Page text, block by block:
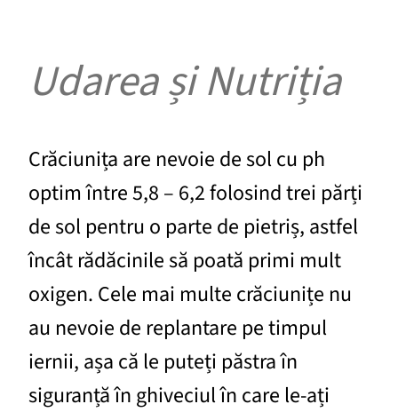
Udarea și Nutriția
Crăciunița are nevoie de sol cu ph
optim între 5,8 – 6,2 folosind trei părți
de sol pentru o parte de pietriș, astfel
încât rădăcinile să poată primi mult
oxigen. Cele mai multe crăciunițe nu
au nevoie de replantare pe timpul
iernii, așa că le puteți păstra în
siguranță în ghiveciul în care le-ați